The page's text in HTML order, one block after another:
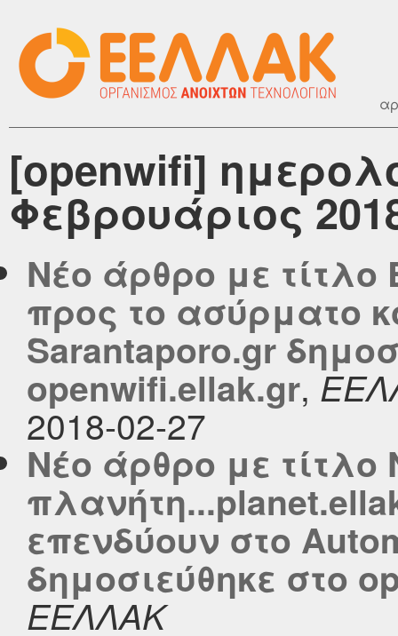
[openwifi]
Φεβρουάριος
Νέο άρθρο με τίτλο
προς το ασύρματο
Sarantaporo.gr
openwifi.ellak.gr,
2018-02-27
Νέο άρθρο με
επενδύουν στο
δημοσιεύθηκε στο
ΕΕΛΛΑΚ